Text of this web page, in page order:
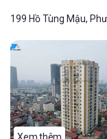
199 Hồ Tùng Mậu,
Xem thêm